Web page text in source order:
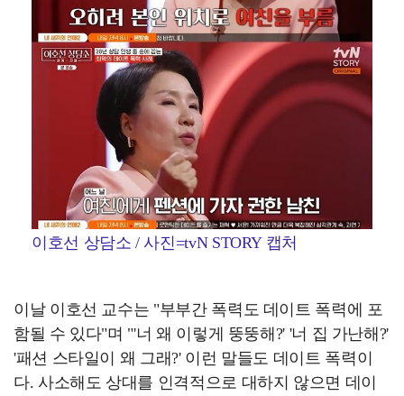
이호선 상담소 / 사진=tvN STORY 캡처
이날 이호선 교수는 "부부간 폭력도 데이트 폭력에 포
함될 수 있다"며 "'너 왜 이렇게 뚱뚱해?' '너 집 가난해?'
'패션 스타일이 왜 그래?' 이런 말들도 데이트 폭력이
다. 사소해도 상대를 인격적으로 대하지 않으면 데이